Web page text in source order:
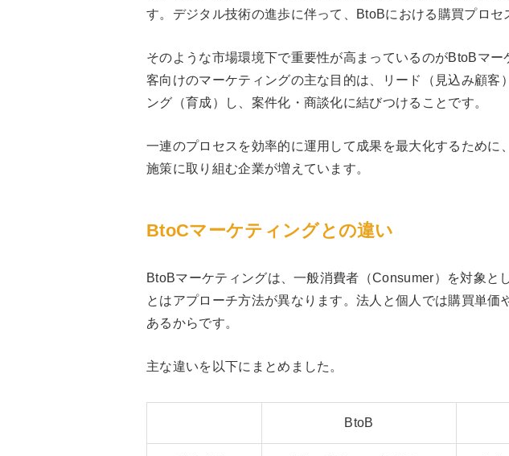
す。デジタル技術の進歩に伴って、BtoBにおける購買プロセ
そのような市場環境下で重要性が高まっているのがBtoBマー
客向けのマーケティングの主な目的は、リード（見込み顧客
ング（育成）し、案件化・商談化に結びつけることです。
一連のプロセスを効率的に運用して成果を最大化するために
施策に取り組む企業が増えています。
BtoCマーケティングとの違い
BtoBマーケティングは、一般消費者（Consumer）を対象と
とはアプローチ方法が異なります。法人と個人では購買単価
あるからです。
主な違いを以下にまとめました。
BtoB